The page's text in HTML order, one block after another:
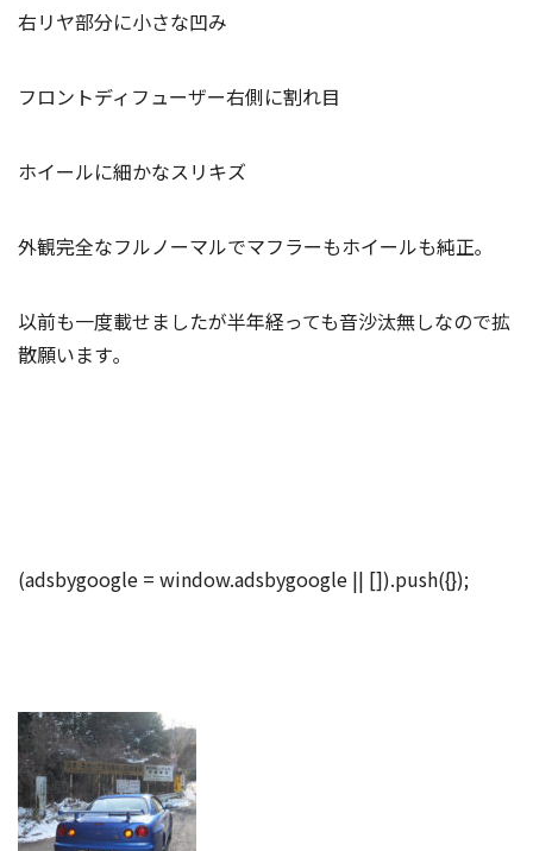
右リヤ部分に小さな凹み
フロントディフューザー右側に割れ目
ホイールに細かなスリキズ
外観完全なフルノーマルでマフラーもホイールも純正｡
以前も一度載せましたが半年経っても音沙汰無しなので拡
散願います｡
(adsbygoogle = window.adsbygoogle || []).push({});